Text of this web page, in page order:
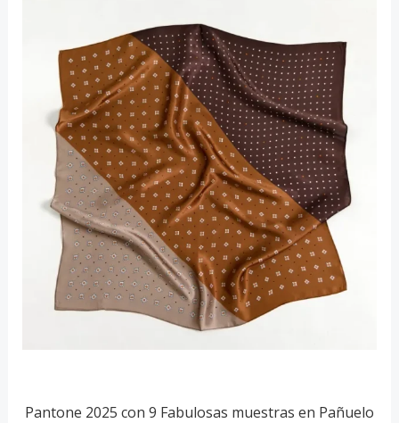
Pantone 2025 con 9 Fabulosas muestras en Pañuelo